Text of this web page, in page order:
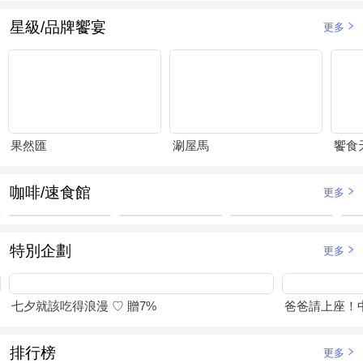
星級/品牌饗宴 更多
果然匯 涮屋馬 饗食
咖啡/速食館 更多
特別企劃 更多
七夕就該吃得浪漫 ♡ 贈7% 爸爸請上座！
排行榜 更多